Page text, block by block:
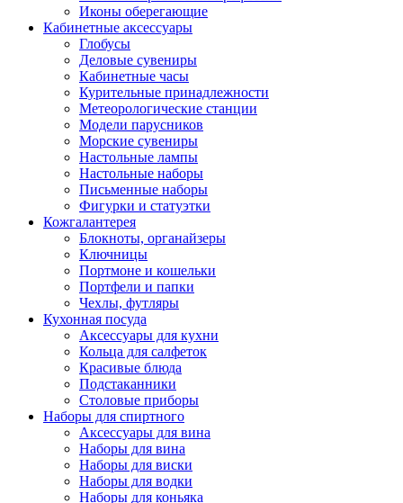
Иконы оберегающие
Кабинетные аксессуары
Глобусы
Деловые сувениры
Кабинетные часы
Курительные принадлежности
Метеорологические станции
Модели парусников
Морские сувениры
Настольные лампы
Настольные наборы
Письменные наборы
Фигурки и статуэтки
Кожгалантерея
Блокноты, органайзеры
Ключницы
Портмоне и кошельки
Портфели и папки
Чехлы, футляры
Кухонная посуда
Аксессуары для кухни
Кольца для салфеток
Красивые блюда
Подстаканники
Столовые приборы
Наборы для спиртного
Аксессуары для вина
Наборы для вина
Наборы для виски
Наборы для водки
Наборы для коньяка